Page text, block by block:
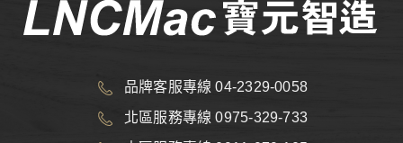
品牌客服專線 04-2329-0058
北區服務專線 0975-329-733